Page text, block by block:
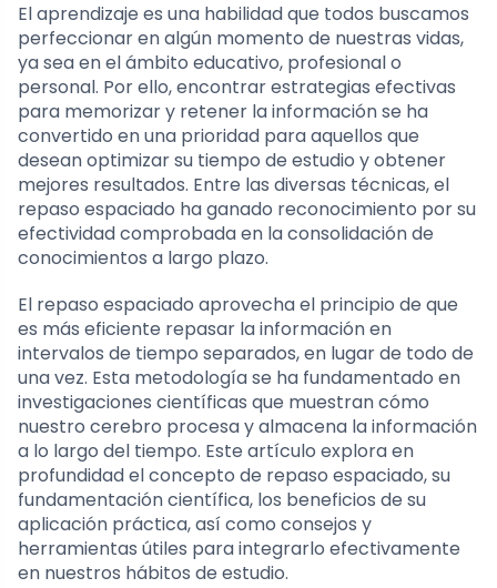
El aprendizaje es una habilidad que todos buscamos
perfeccionar en algún momento de nuestras vidas,
ya sea en el ámbito educativo, profesional o
personal. Por ello, encontrar estrategias efectivas
para memorizar y retener la información se ha
convertido en una prioridad para aquellos que
desean optimizar su tiempo de estudio y obtener
mejores resultados. Entre las diversas técnicas, el
repaso espaciado ha ganado reconocimiento por su
efectividad comprobada en la consolidación de
conocimientos a largo plazo.
El repaso espaciado aprovecha el principio de que
es más eficiente repasar la información en
intervalos de tiempo separados, en lugar de todo de
una vez. Esta metodología se ha fundamentado en
investigaciones científicas que muestran cómo
nuestro cerebro procesa y almacena la información
a lo largo del tiempo. Este artículo explora en
profundidad el concepto de repaso espaciado, su
fundamentación científica, los beneficios de su
aplicación práctica, así como consejos y
herramientas útiles para integrarlo efectivamente
en nuestros hábitos de estudio.